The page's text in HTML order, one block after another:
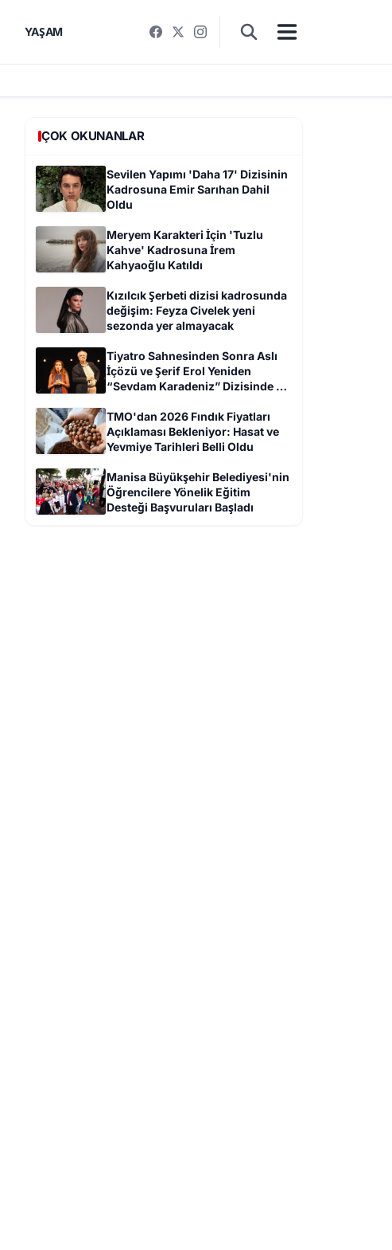
YAŞAM
ÇOK OKUNANLAR
Sevilen Yapımı 'Daha 17' Dizisinin
Kadrosuna Emir Sarıhan Dahil
Oldu
Meryem Karakteri İçin 'Tuzlu
Kahve' Kadrosuna İrem
Kahyaoğlu Katıldı
Kızılcık Şerbeti dizisi kadrosunda
değişim: Feyza Civelek yeni
sezonda yer almayacak
Tiyatro Sahnesinden Sonra Aslı
İçözü ve Şerif Erol Yeniden
“Sevdam Karadeniz” Dizisinde Bir
TMO'dan 2026 Fındık Fiyatları
Açıklaması Bekleniyor: Hasat ve
Yevmiye Tarihleri Belli Oldu
Manisa Büyükşehir Belediyesi'nin
Öğrencilere Yönelik Eğitim
Desteği Başvuruları Başladı